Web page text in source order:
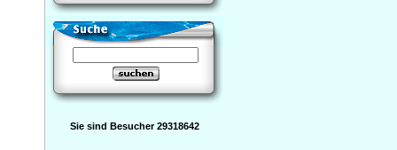
Sie sind Besucher 29318642